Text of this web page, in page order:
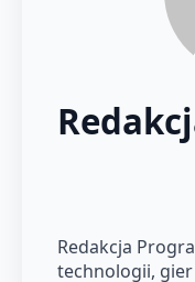
Redakcja
technologii,